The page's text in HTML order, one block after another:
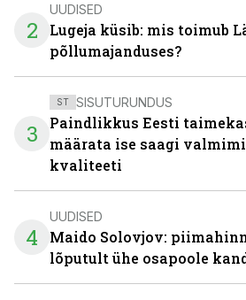
2
UUDISED
Lugeja küsib: mis toimub
põllumajanduses?
3
ST SISUTURUNDUS
Paindlikkus Eesti
määrata ise saagi
kvaliteeti
4
UUDISED
Maido Solovjov:
lõputult ühe osapoole